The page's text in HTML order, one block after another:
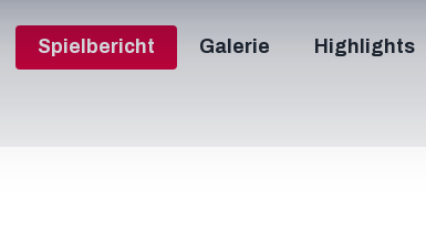
Spielbericht Galerie Highlights